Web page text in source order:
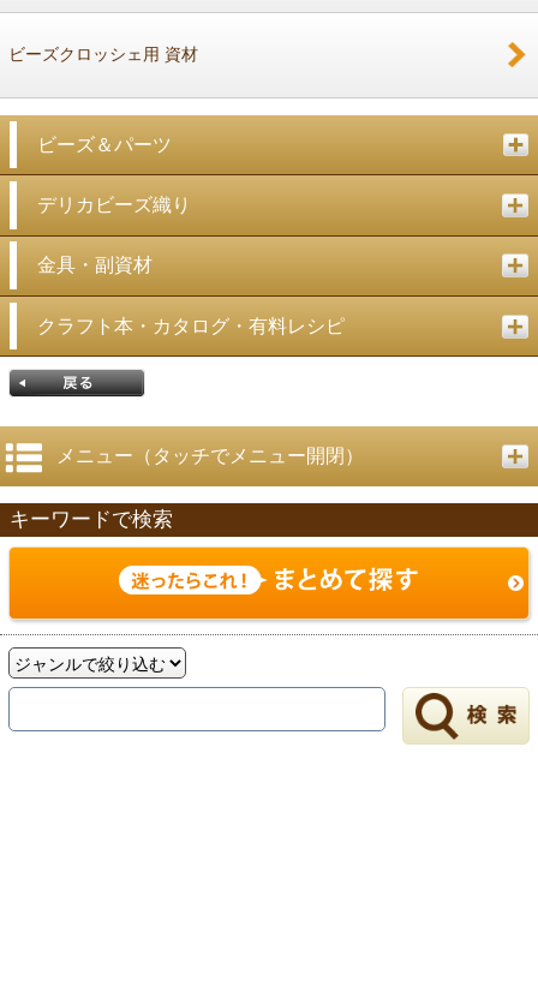
ビーズクロッシェ用 資材
ビーズ＆パーツ
デリカビーズ織り
金具・副資材
クラフト本・カタログ・有料レシピ
戻る
メニュー（タッチでメニュー開閉）
キーワードで検索